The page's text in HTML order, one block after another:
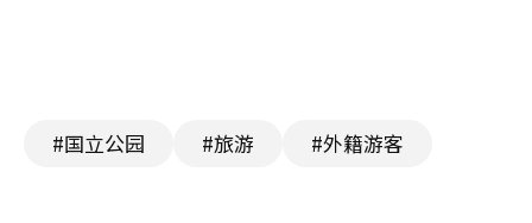
#国立公园 #旅游 #外籍游客